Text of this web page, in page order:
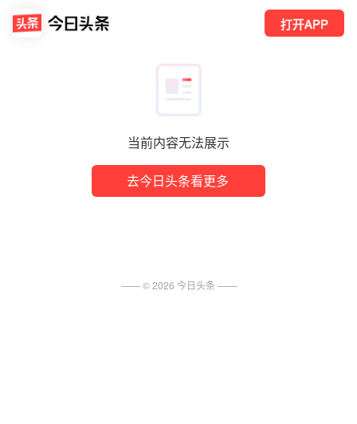
当前内容无法展示
去今日头条看更多
打开APP
—— ©2026 今日头条 ——